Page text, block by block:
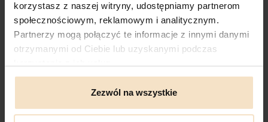
korzystasz z naszej witryny, udostępniamy partnerom
społecznościowym, reklamowym i analitycznym.
Partnerzy mogą połączyć te informacje z innymi danymi
otrzymanymi od Ciebie lub uzyskanymi podczas
Zezwól na wszystkie
Stworzona do życia
Nie tylko do zdjęć. Do codziennych spacerów,
drobnych spraw do załatwienia, porannej kawy w
biegu, wymagającego dnia w pracy. Torebki DAAG
mają pomieścić to, co ważne – i pięknie odnaleźć się